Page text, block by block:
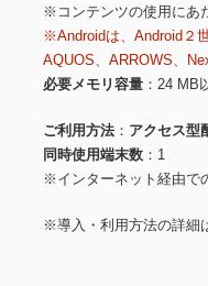
※コンテンツの使用にあ
※Androidは、Android２
AQUOS、ARROWS、
必要メモリ容量
24 MB
ご利用方法
アクセス型
同時使用端末数
1
※インターネット経由で
※導入・利用方法の詳細